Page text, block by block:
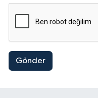
Gönder